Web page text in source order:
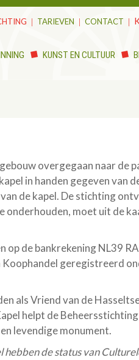
TARIEVEN CONTACT
KUNST EN CULTUUR
overgegaan naar de
in handen gegeven van
de kapel. De stichting
onderhouden, moet uit de
op de bankrekening NL39
Koophandel geregistreerd
als Vriend van de
helpt de
levendige monument.
hebben de status van